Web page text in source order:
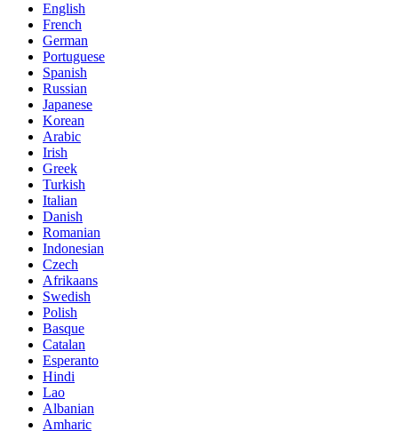
English
French
German
Portuguese
Spanish
Russian
Japanese
Korean
Arabic
Irish
Greek
Turkish
Italian
Danish
Romanian
Indonesian
Czech
Afrikaans
Swedish
Polish
Basque
Catalan
Esperanto
Hindi
Lao
Albanian
Amharic